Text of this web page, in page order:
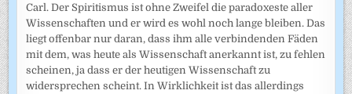
Carl. Der Spiritismus ist ohne Zweifel die paradoxeste aller
Wissenschaften und er wird es wohl noch lange bleiben. Das
liegt offenbar nur daran, dass ihm alle verbindenden Fäden
mit dem, was heute als Wissenschaft anerkannt ist, zu fehlen
scheinen, ja dass er der heutigen Wissenschaft zu
widersprechen scheint. In Wirklichkeit ist das allerdings